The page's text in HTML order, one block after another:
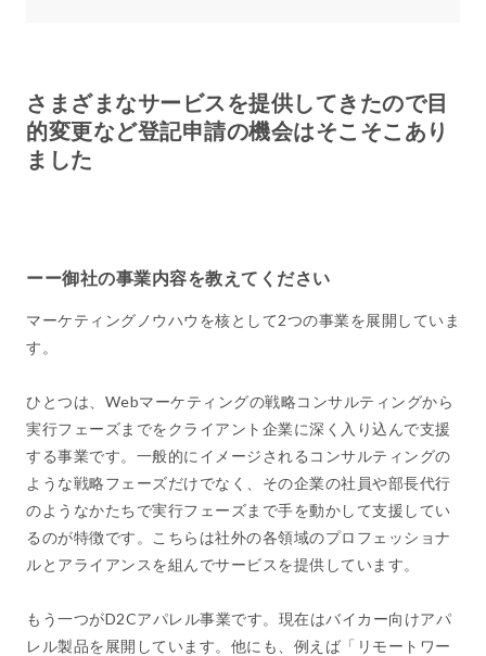
さまざまなサービスを提供してきたので目
的変更など登記申請の機会はそこそこあり
ました
ーー御社の事業内容を教えてください
マーケティングノウハウを核として2つの事業を展開していま
す。
ひとつは、Webマーケティングの戦略コンサルティングから
実行フェーズまでをクライアント企業に深く入り込んで支援
する事業です。一般的にイメージされるコンサルティングの
ような戦略フェーズだけでなく、その企業の社員や部長代行
のようなかたちで実行フェーズまで手を動かして支援してい
るのが特徴です。こちらは社外の各領域のプロフェッショナ
ルとアライアンスを組んでサービスを提供しています。
もう一つがD2Cアパレル事業です。現在はバイカー向けアパ
レル製品を展開しています。他にも、例えば「リモートワー